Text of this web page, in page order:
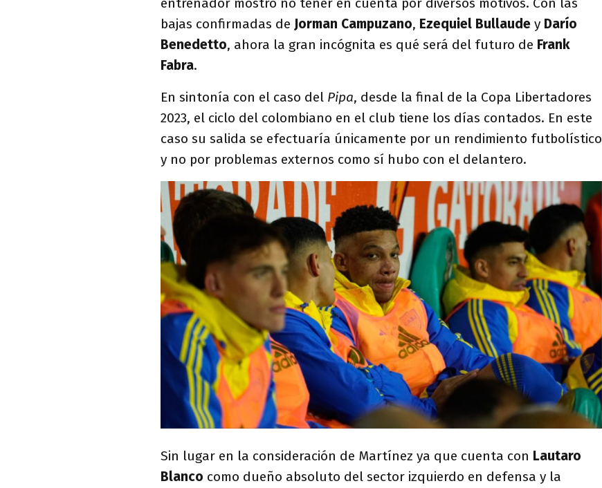
bajas confirmadas de Jorman Campuzano, Ezequiel Bullaude y Darío
Benedetto, ahora la gran incógnita es qué será del futuro de Frank
Fabra.
En sintonía con el caso del Pipa, desde la final de la Copa Libertadores
2023, el ciclo del colombiano en el club tiene los días contados. En este
caso su salida se efectuaría únicamente por un rendimiento futbolístico
y no por problemas externos como sí hubo con el delantero.
Sin lugar en la consideración de Martínez ya que cuenta con Lautaro
Blanco como dueño absoluto del sector izquierdo en defensa y la